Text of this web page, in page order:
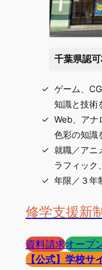
千葉県認
ゲーム、
知識と技術
Web、アナ
色彩の知識
就職／アニ
ラフィック
年限／３年
修学支援新
資料請求オープ
【公式】 学校サ